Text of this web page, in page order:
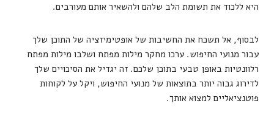
היא ללכוד את תשומת הלב שלהם ולהשאיר אותם מעורבים.
לבסוף, אל תשכח את החשיבות של אופטימיזציה של התוכן שלך
עבור מנועי החיפוש. ערכו מחקר מילות מפתח ושלבו מילות מפתח
רלוונטיות באופן טבעי בתוכן שלכם. זה יגדיל את הסיכויים שלך
לדירוג גבוה יותר בתוצאות של מנועי החיפוש, ויקל על לקוחות
פוטנציאליים למצוא אותך.